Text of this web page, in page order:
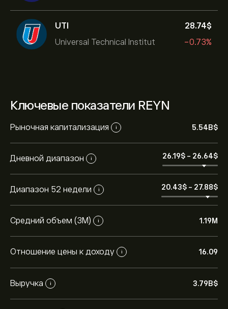
UTI
Universal Technical Institut
28.74‎$‎
-0.73%
Ключевые показатели REYN
Рыночная капитализация i 5.54B‎$‎
Дневной диапазон i 26.19‎$‎ - 26.64‎$‎
Диапазон 52 недели i 20.43‎$‎ - 27.88‎$‎
Средний объем (3М) i 1.19M
Отношение цены к доходу i 16.09
Выручка i 3.79B‎$‎